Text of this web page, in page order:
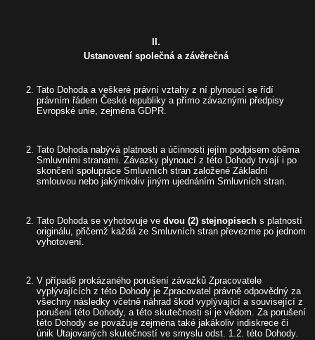
II.
Ustanovení společná a závěrečná
Tato Dohoda a veškeré právní vztahy z ní plynoucí se řídí
právním řádem České republiky a přímo závaznými předpisy
Evropské unie, zejména GDPR.
Tato Dohoda nabývá platnosti a účinnosti jejím podpisem oběma
Smluvními stranami. Závazky plynoucí z této Dohody trvají i po
skončení spolupráce Smluvních stran založené Základní
smlouvou nebo jakýmkoliv jiným ujednáním Smluvních stran.
Tato Dohoda se vyhotovuje ve dvou (2) stejnopisech s platností
originálu, přičemž každá ze Smluvních stran převezme po jednom
vyhotovení.
V případě prokázaného porušení závazků Zpracovatele
vyplývajících z této Dohody je Zpracovatel právně odpovědný za
všechny následky včetně náhrad škod vyplývající a související z
porušení této Dohody, a této skutečnosti si je vědom. Za porušení
této Dohody se považuje zejména také jakákoliv indiskrece či
únik Utajovaných skutečností ve smyslu odst. 1.2. této Dohody.